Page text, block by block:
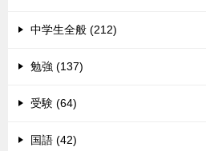
中学生全般 (212)
勉強 (137)
受験 (64)
国語 (42)